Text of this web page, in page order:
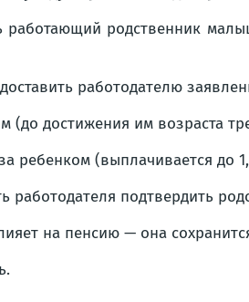
работающий родственник
работодателю
(до достижения им возраста
ребенком (выплачивается до
подтвердить
на пенсию — она